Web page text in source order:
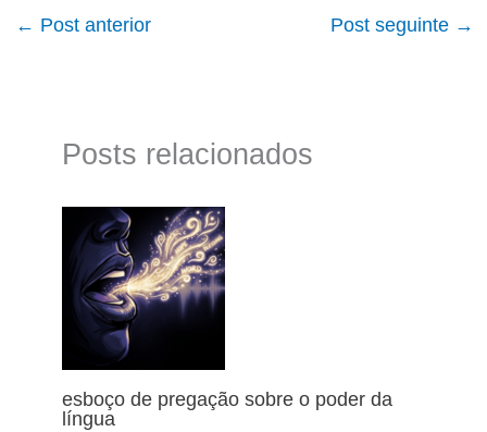
← Post anterior Post seguinte →
Posts relacionados
esboço de pregação sobre o poder da
língua